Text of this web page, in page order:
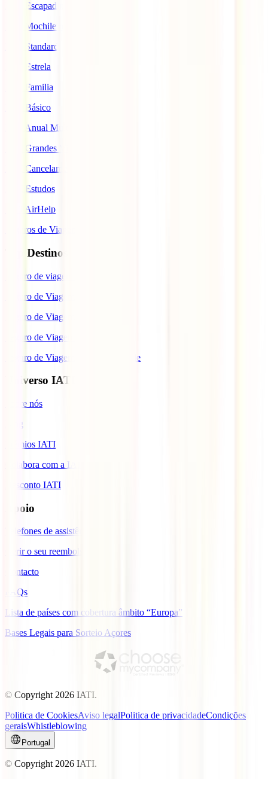
IATI Escapadinhas
IATI Mochileiro
IATI Standard
IATI Estrela
IATI Familia
IATI Básico
IATI Anual Multiviagem
IATI Grandes Viajantes
IATI Cancelamento Premium
IATI Estudos
IATI AirHelp
Seguros de Viagem
Top Destinos
Seguro de viagem para o Japão
Seguro de Viagem para os EUA
Seguro de Viagem para o Brasil
Seguro de Viagem para Tailândia
Seguro de Viagem para Cabo Verde
Universo IATI
Sobre nós
Blog
Prémios IATI
Colabora com a IATI
Desconto IATI
Apoio
Telefones de assistência
Gerir o seu reembolso
Contacto
FAQs
Lista de países com cobertura âmbito “Europa”
Bases Legais para Sorteio Açores
© Copyright2026 IATI.
Politica de CookiesAviso legalPolitica de privacidadeCondições
geraisWhistleblowing
Portugal
© Copyright2026 IATI.